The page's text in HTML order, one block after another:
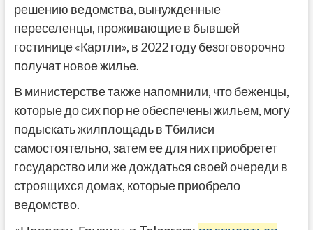
решению ведомства, вынужденные
переселенцы, проживающие в бывшей
гостинице «Картли», в 2022 году безоговорочно
получат новое жилье.
В министерстве также напомнили, что беженцы,
которые до сих пор не обеспечены жильем, могу
подыскать жилплощадь в Тбилиси
самостоятельно, затем ее для них приобретет
государство или же дождаться своей очереди в
строящихся домах, которые приобрело
ведомство.